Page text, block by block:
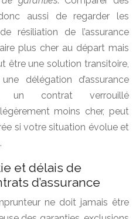
aussi de regarder les
résiliation de l’assurance
plus cher au départ mais
être une solution transitoire,
délégation d’assurance
un contrat verrouillé
moins cher, peut
si votre situation évolue et
et délais de
d’assurance
ne doit jamais être